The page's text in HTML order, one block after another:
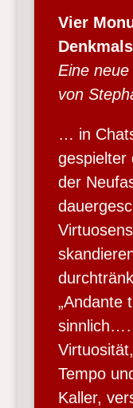
Vier
Eine
von
… in
gespielter
der
„Andante
Tempo
Kaller,